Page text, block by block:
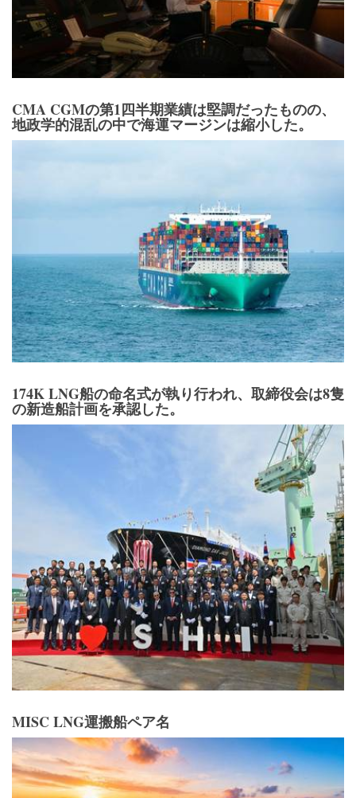
CMA CGMの第1四半期業績は堅調だったものの、
地政学的混乱の中で海運マージンは縮小した。
174K LNG船の命名式が執り行われ、取締役会は8隻
の新造船計画を承認した。
MISC LNG運搬船ペア名